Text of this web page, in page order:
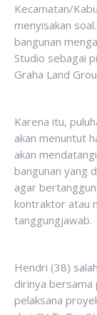
Kecamatan/
menyisakan
bangunan
Studio sebagai
Graha Land
Karena itu,
akan menuntut
akan
bangunan yang
agar
kontraktor atau
tanggungjawab.
Hendri (38)
dirinya bersama
pelaksana